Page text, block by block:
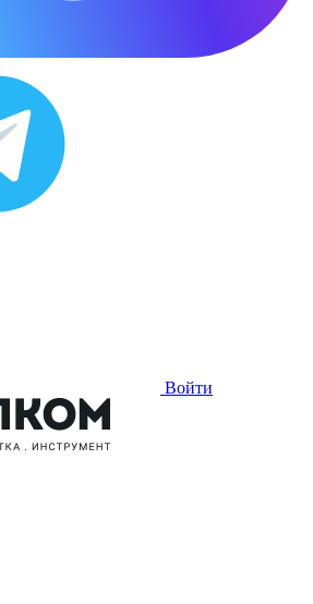
Войти